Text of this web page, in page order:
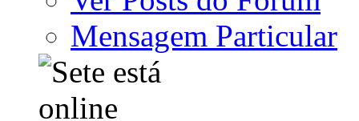
Mensagem Particular